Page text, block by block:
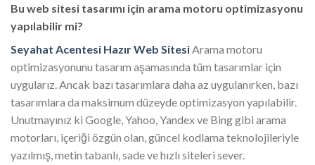
Bu web sitesi tasarımı için arama motoru optimizasyonu
yapılabilir mi?
Seyahat Acentesi Hazır Web SitesiArama motoru
optimizasyonunu tasarım aşamasında tüm tasarımlar için
uygularız. Ancak bazı tasarımlara daha az uygulanırken, bazı
tasarımlara da maksimum düzeyde optimizasyon yapılabilir.
Unutmayınız ki Google, Yahoo, Yandex ve Bing gibi arama
motorları, içeriği özgün olan, güncel kodlama teknolojileriyle
yazılmış, metin tabanlı, sade ve hızlı siteleri sever.